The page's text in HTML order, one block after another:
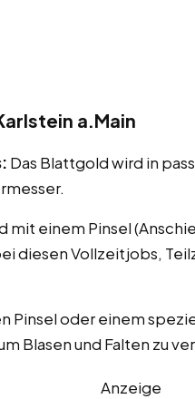
a.Main
Das Blattgold wird in
mit einem Pinsel
diesen Vollzeitjobs,
Pinsel oder einem
Blasen und Falten zu
Anzeige